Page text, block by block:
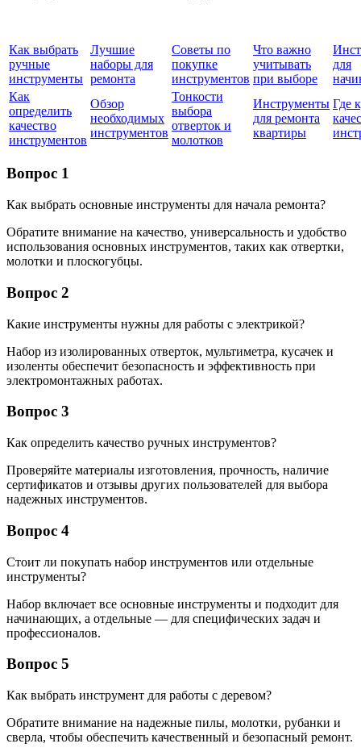
Как выбрать
ручные
инструменты
Лучшие
наборы для
ремонта
Советы по
покупке
инструментов
Что важно
учитывать
при выборе
для
Как
определить
качество
инструментов
Обзор
необходимых
инструментов
Тонкости
выбора
отверток и
молотков
Инструменты
для ремонта
квартиры
Где
Вопрос 1
Как выбрать основные инструменты для начала ремонта?
Обратите внимание на качество, универсальность и удобство
использования основных инструментов, таких как отвертки,
молотки и плоскогубцы.
Вопрос 2
Какие инструменты нужны для работы с электрикой?
Набор из изолированных отверток, мультиметра, кусачек и
изоленты обеспечит безопасность и эффективность при
электромонтажных работах.
Вопрос 3
Как определить качество ручных инструментов?
Проверяйте материалы изготовления, прочность, наличие
сертификатов и отзывы других пользователей для выбора
надежных инструментов.
Вопрос 4
Стоит ли покупать набор инструментов или отдельные
инструменты?
Набор включает все основные инструменты и подходит для
начинающих, а отдельные — для специфических задач и
профессионалов.
Вопрос 5
Как выбрать инструмент для работы с деревом?
Обратите внимание на надежные пилы, молотки, рубанки и
сверла, чтобы обеспечить качественный и безопасный ремонт.